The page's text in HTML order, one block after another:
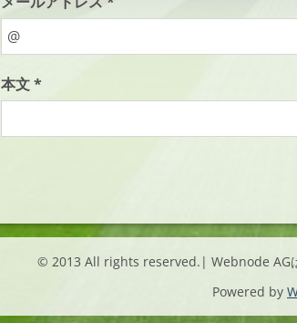
本文 *
© 2013 All rights reserved.| Webnode AGは
Powered by